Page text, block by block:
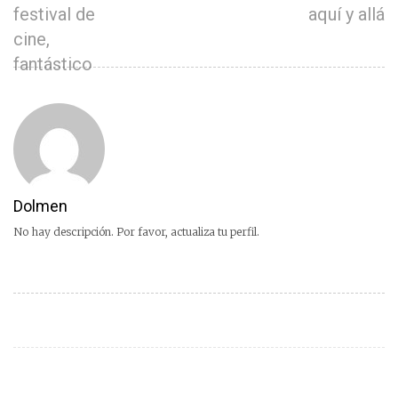
festival de
cine,
fantástico
aquí y allá
Dolmen
No hay descripción. Por favor, actualiza tu perfil.